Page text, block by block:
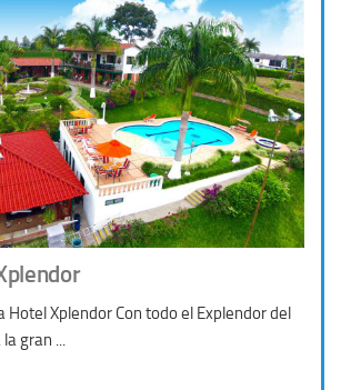
Hotel Xplendor Con todo el Explendor del
gran ...